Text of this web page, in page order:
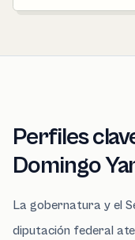
Perfiles
Domingo
La gobernatura y el
diputación federal